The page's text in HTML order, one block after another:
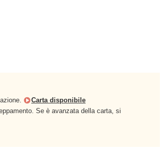
Carta disponibile
Se è avanzata della carta, si